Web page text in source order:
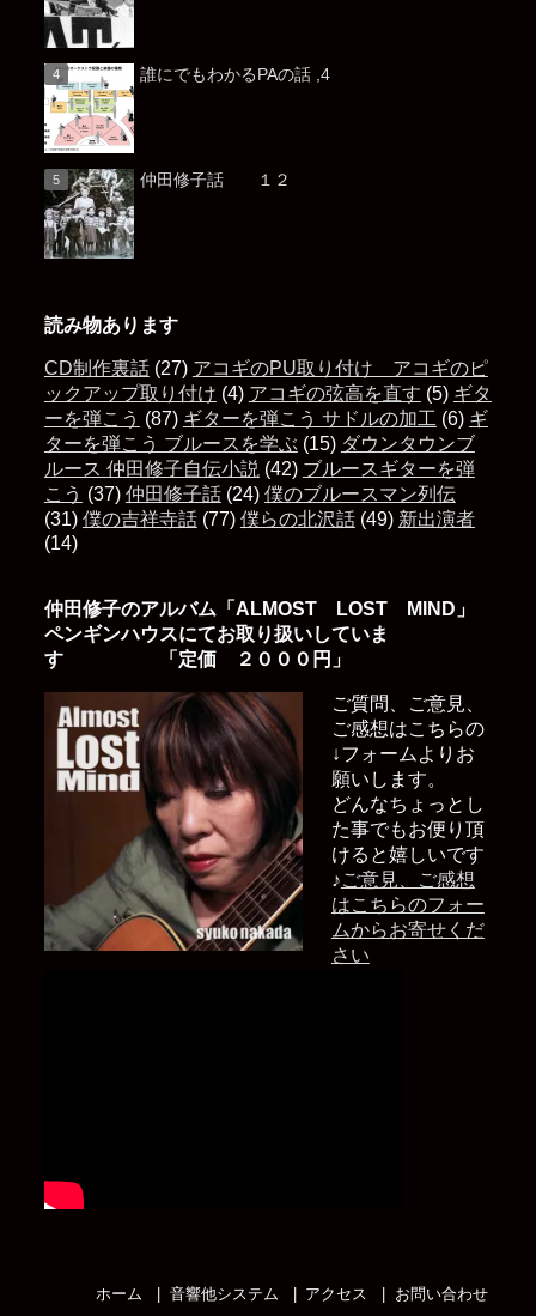
誰にでもわかるPAの話 ,4
仲田修子話 １２
読み物あります
CD制作裏話(27) アコギのPU取り付け アコギのピ
ックアップ取り付け (4) アコギの弦高を直す (5) ギタ
ーを弾こう (87) ギターを弾こう サドルの加工 (6) ギ
ターを弾こう ブルースを学ぶ (15) ダウンタウンブ
ルース 仲田修子自伝小説 (42) ブルースギターを弾
こう (37) 仲田修子話(24) 僕のブルースマン列伝
(31) 僕の吉祥寺話(77) 僕らの北沢話(49) 新出演者
(14)
仲田修子のアルバム「ALMOST LOST MIND」
ペンギンハウスにてお取り扱いしていま
す 「定価 ２０００円」
ご質問、ご意見、
ご感想はこちらの
↓フォームよりお
願いします。
どんなちょっとし
た事でもお便り頂
けると嬉しいです
♪ご意見、ご感想
はこちらのフォー
ムからお寄せくだ
さい
ホーム 音響他システム アクセス お問い合わせ